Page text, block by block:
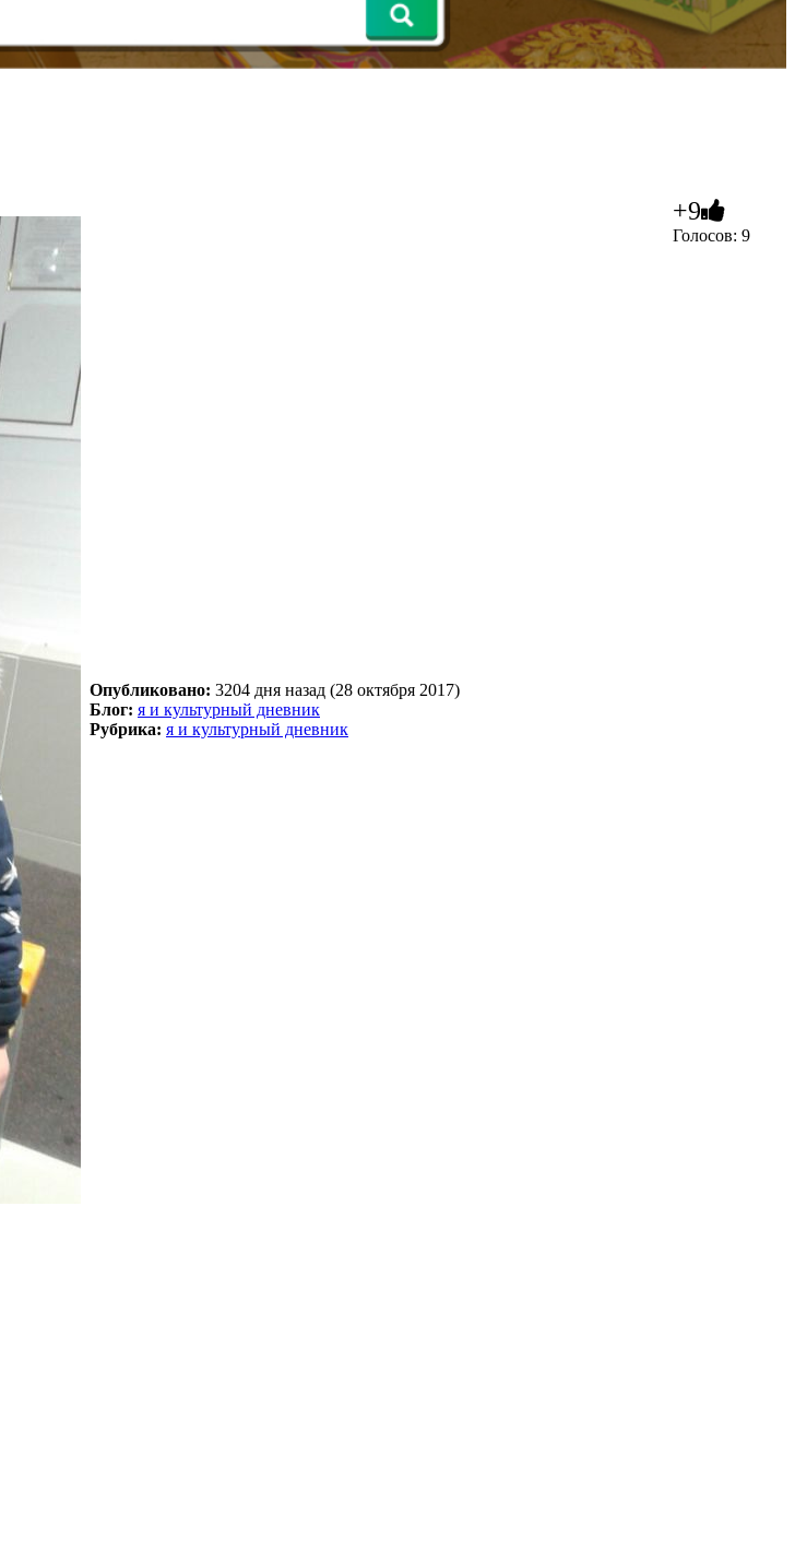
Опубликовано: 3204 дня назад (28 октября 2017)
Блог: я и культурный дневник
Рубрика: я и культурный дневник
+9
Голосов: 9